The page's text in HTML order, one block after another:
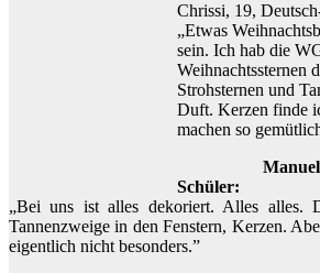
Chrissi, 19,
„Etwas
sein. Ich hab die
Weihnachtssternen
Strohsternen und
Duft. Kerzen finde
machen so
Schüler:
„Bei uns ist alles dekoriert. Alles alles.
Tannenzweige in den Fenstern, Kerzen.
eigentlich nicht besonders.”